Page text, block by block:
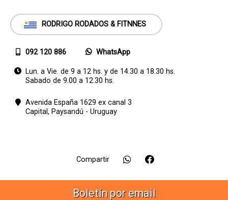
RODRIGO RODADOS & FITNNES
092 120 886 WhatsApp
Lun. a Vie. de 9 a 12 hs. y de 14.30 a 18.30 hs.
Sabado de 9.00 a 12.30 hs.
Avenida España 1629 ex canal 3
Capital, Paysandú - Uruguay
Compartir
Boletín por email